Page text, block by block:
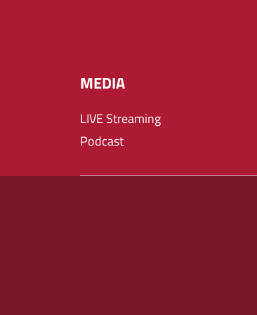
MEDIA
LIVE Streaming
Podcast